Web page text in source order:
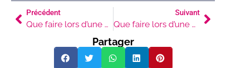
Précédent
Que faire lors d’une visite à Santorin : Top 20 des sites incontournables
Suivant
Que faire lors d’une visite à Rhodes : 10 activités incontournables !
Partager